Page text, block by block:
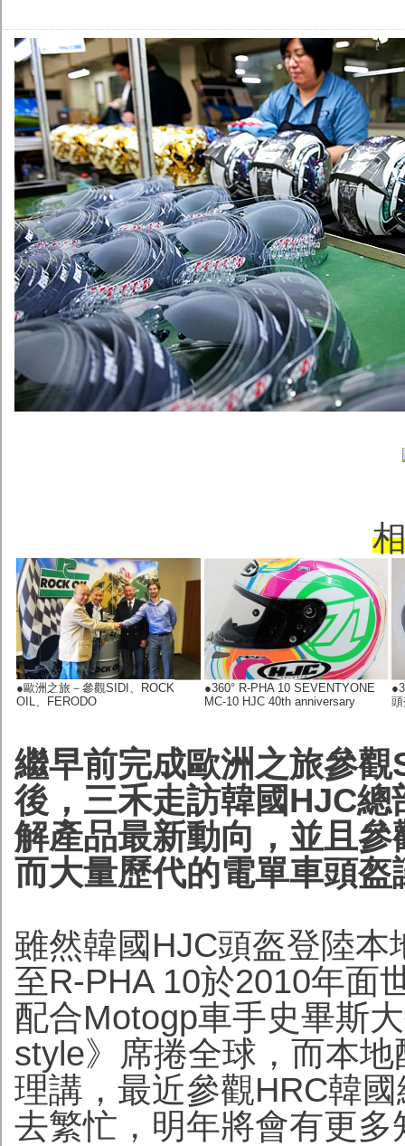
●歐洲之旅－參觀SIDI、ROCK
OIL、FERODO
●360° R-PHA 10 SEVENTYONE
MC-10 HJC 40th anniversary
繼早前完成歐洲之旅參
後，三禾走訪韓國HJC
解產品最新動向，並且
而大量歷代的電單車頭
雖然韓國HJC頭盔登陸
至R-PHA 10於2010年面
配合Motogp車手史畢斯
style》席捲全球，而本
理講，最近參觀HRC韓
去繁忙，明年將會有更